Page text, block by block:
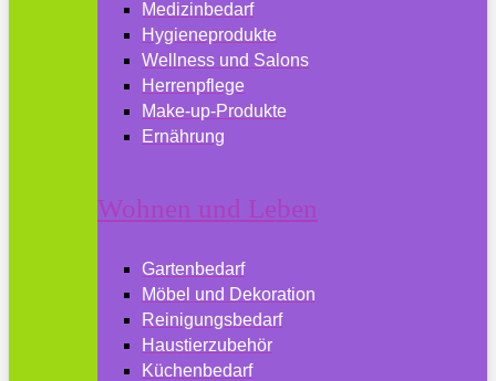
Medizinbedarf
Hygieneprodukte
Wellness und Salons
Herrenpflege
Make-up-Produkte
Ernährung
Wohnen und Leben
Gartenbedarf
Möbel und Dekoration
Reinigungsbedarf
Haustierzubehör
Küchenbedarf